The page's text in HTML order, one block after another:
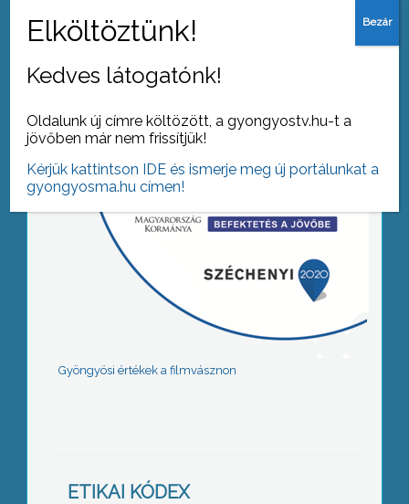
Tovább az archívumra
Gyöngyösi értékek a filmvásznon
ETIKAI KÓDEX
Kedves látogatónk!
Oldalunk új címre költözött, a gyongyostv.hu-t a
jövőben már nem frissítjük!
Kérjük kattintson IDE és ismerje meg új portálunkat a
gyongyosma.hu címen!